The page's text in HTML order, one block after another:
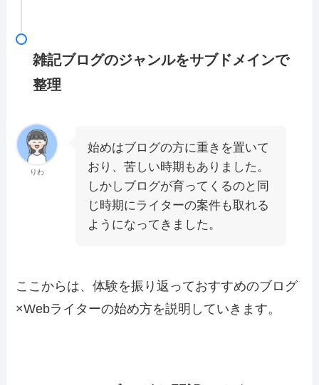
雑記ブログのジャンルをサブドメインで
整理
りわ
始めはブログの方に重きを置いて
おり、苦しい時期もありました。
しかしブログが育ってくるのと同
じ時期にライターの案件も取れる
ようになってきました。
ここからは、体験を振り返っておすすめのブログ
×Webライターの始め方を説明していきます。